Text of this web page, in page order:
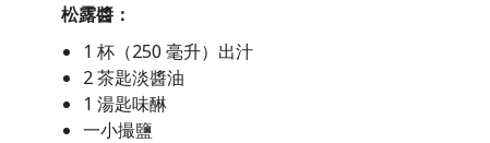
松露醬：
1 杯（250 毫升）出汁
2 茶匙淡醬油
1 湯匙味醂
一小撮鹽